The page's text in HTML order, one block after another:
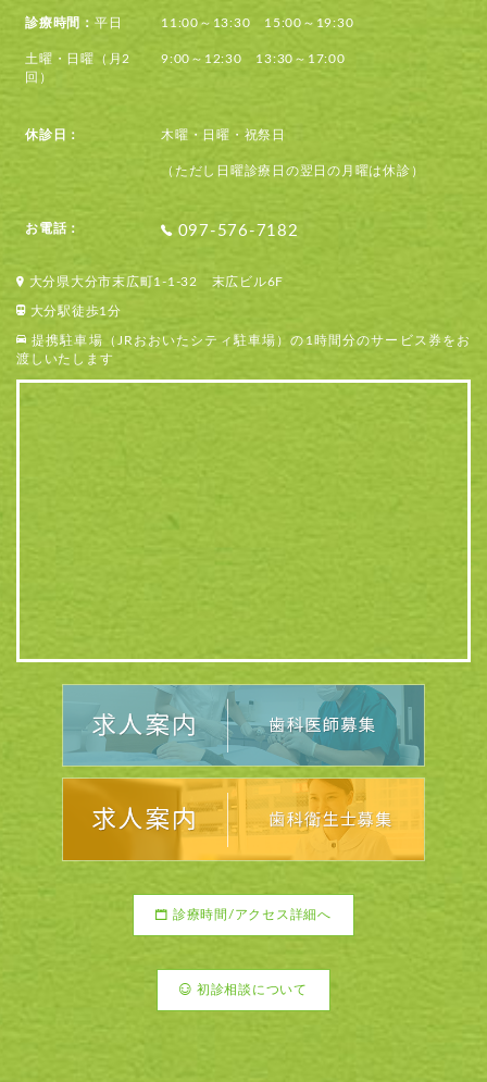
診療時間： 平日 11:00～13:30 15:00～19:30
土曜・日曜（月2
回）
9:00～12:30 13:30～17:00
休診日： 木曜・日曜・祝祭日
（ただし日曜診療日の翌日の月曜は休診）
お電話： 097-576-7182
大分県大分市末広町1-1-32 末広ビル6F
大分駅徒歩1分
提携駐車場（JRおおいたシティ駐車場）の1時間分のサービス券をお
渡しいたします
診療時間/アクセス詳細へ
初診相談について